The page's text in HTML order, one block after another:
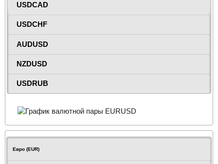
USDCAD
USDCHF
AUDUSD
NZDUSD
USDRUB
Евро (EUR)